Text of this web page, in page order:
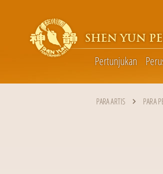
SHEN YUN
Pertunjukan
PARA ARTIS PARA